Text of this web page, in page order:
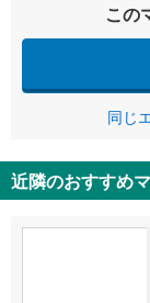
この
同じ
近隣のおすすめ